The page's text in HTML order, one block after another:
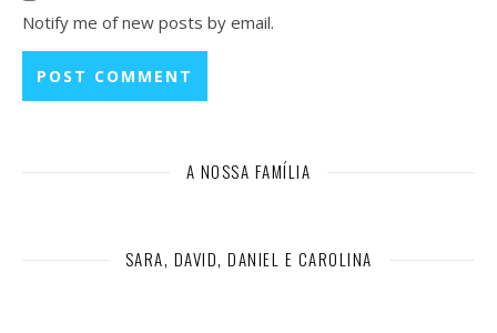
Notify me of new posts by email.
A NOSSA FAMÍLIA
SARA, DAVID, DANIEL E CAROLINA